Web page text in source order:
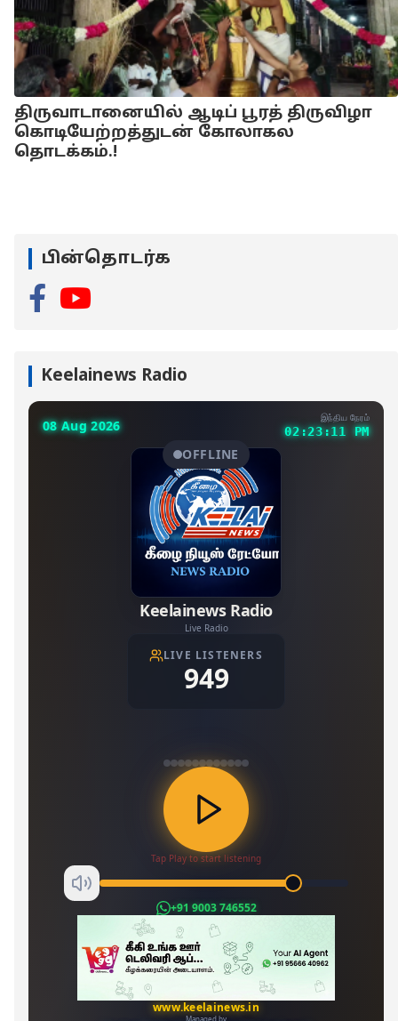
திருவாடானையில் ஆடிப் பூரத் திருவிழா
கொடியேற்றத்துடன் கோலாகல
தொடக்கம்.!
பின்தொடர்க
Keelainews Radio